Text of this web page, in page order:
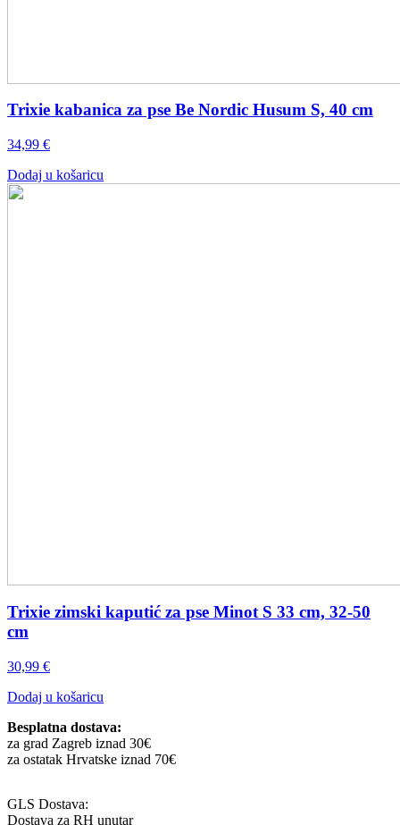
Trixie kabanica za pse Be Nordic Husum S, 40 cm
34,99 €
Dodaj u košaricu
Trixie zimski kaputić za pse Minot S 33 cm, 32-50
cm
30,99 €
Dodaj u košaricu
Besplatna dostava:
za grad Zagreb iznad 30€
za ostatak Hrvatske iznad 70€
GLS Dostava:
Dostava za RH unutar